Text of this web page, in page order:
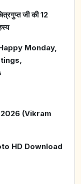
जी की 12
Monday,
(Vikram
HD Download